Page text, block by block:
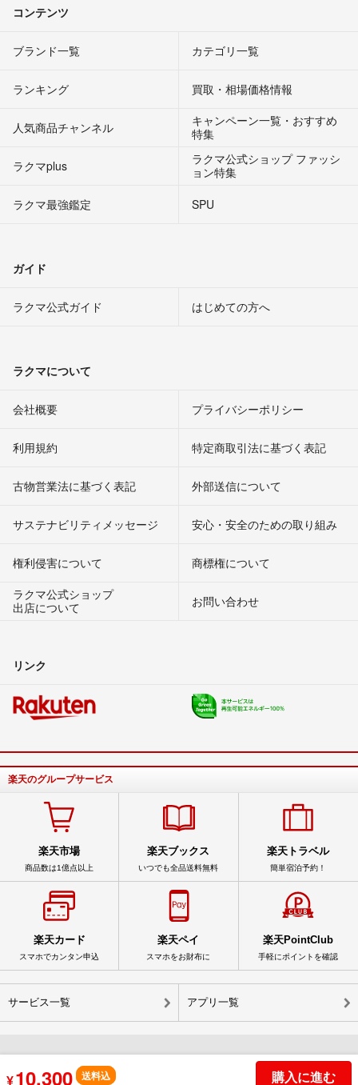
¥10,300 送料込 購入に進む
コンテンツ
ブランド一覧 カテゴリ一覧
ランキング 買取・相場価格情報
人気商品チャンネル
キャンペーン一覧・おすすめ
特集
ラクマplus
ラクマ公式ショップ ファッシ
ョン特集
ラクマ最強鑑定
SPU
ガイド
ラクマ公式ガイド はじめての方へ
ラクマについて
会社概要 プライバシーポリシー
利用規約 特定商取引法に基づく表記
古物営業法に基づく表記 外部送信について
サステナビリティメッセージ 安心・安全のための取り組み
権利侵害について
商標権について
ラクマ公式ショップ
出店について
お問い合わせ
リンク
楽天のグループサービス
楽天市場
商品数は1億点以上
楽天ブックス
いつでも全品送料無料
楽天トラベル
簡単宿泊予約！
楽天カード
スマホでカンタン申込
楽天ペイ
スマホをお財布に
楽天PointClub
手軽にポイントを確認
サービス一覧 アプリ一覧